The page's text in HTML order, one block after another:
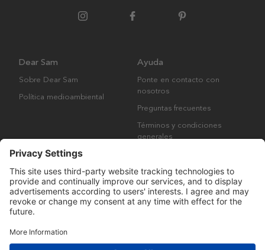
Dear Sam
Sobre Dear Sam
Política medioambiental
Ayuda
Ponte en contacto con
nosotros
Preguntas frecuentes
Términos y condiciones
generales
Derechos de autor © Many Brands AB 2023. Todos los derechos